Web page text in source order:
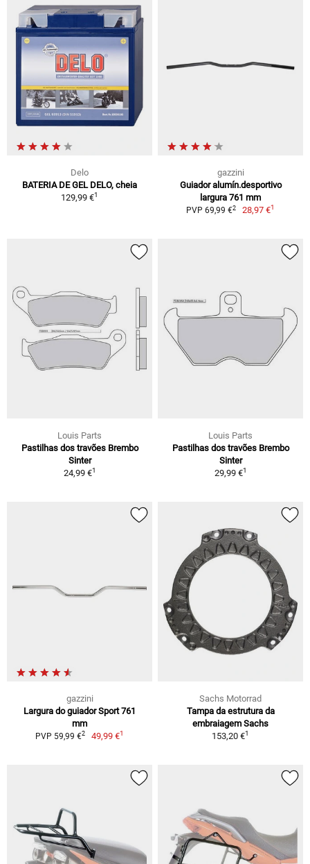
Delo
BATERIA DE GEL DELO, cheia
129,99 €1
gazzini
Guiador alumín.desportivo
largura 761 mm
PVP 69,99 €2 28,97 €1
Louis Parts
Pastilhas dos travões Brembo
Sinter
24,99 €1
Louis Parts
Pastilhas dos travões Brembo
Sinter
29,99 €1
gazzini
Largura do guiador Sport 761
mm
PVP 59,99 €2 49,99 €1
Sachs Motorrad
Tampa da estrutura da
embraiagem Sachs
153,20 €1